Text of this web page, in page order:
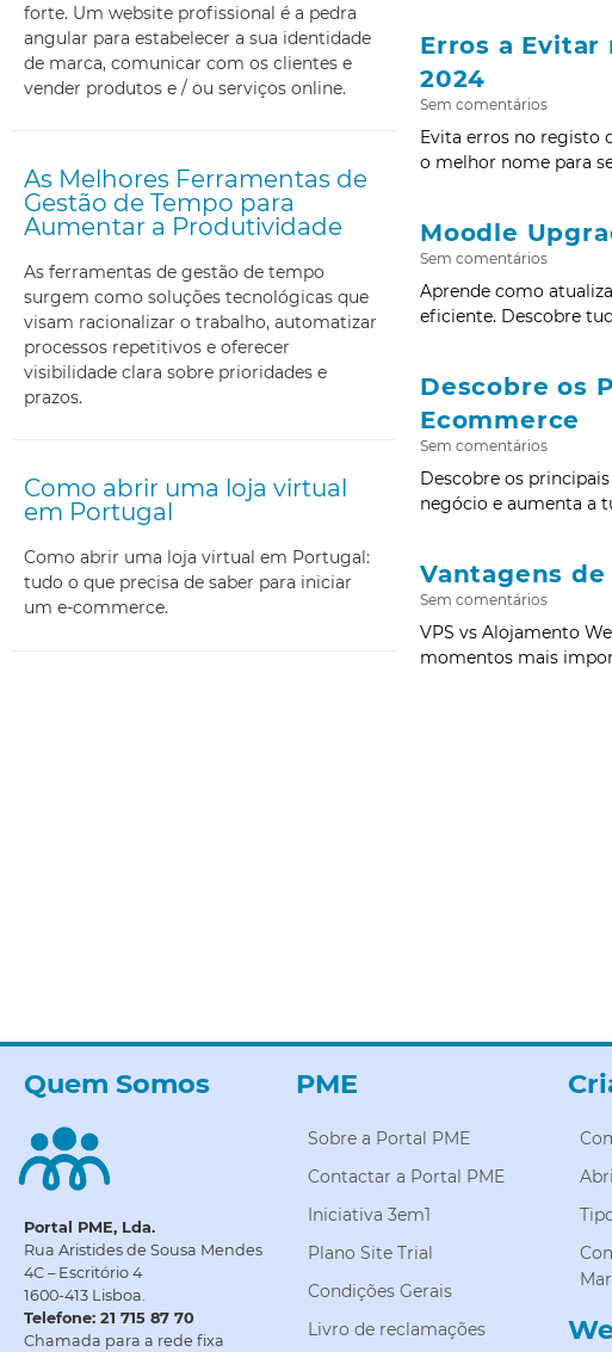
forte. Um website profissional é a pedra
angular para estabelecer a sua identidade
de marca, comunicar com os clientes e
vender produtos e / ou serviços online.
As Melhores Ferramentas de
Gestão de Tempo para
Aumentar a Produtividade
As ferramentas de gestão de tempo
surgem como soluções tecnológicas que
visam racionalizar o trabalho, automatizar
processos repetitivos e oferecer
visibilidade clara sobre prioridades e
prazos.
Como abrir uma loja virtual
em Portugal
Como abrir uma loja virtual em Portugal:
tudo o que precisa de saber para iniciar
um e-commerce.
Erros a
2024
Sem comentários
Evita erros no registo
o melhor nome para
Moodle
Sem comentários
Aprende como
eficiente. Descobre
Descobre os
Ecommerce
Sem comentários
Descobre os
negócio e aumenta a
Vantagens
Sem comentários
VPS vs Alojamento
momentos mais
Quem Somos
Portal PME, Lda.
Rua Aristides de Sousa Mendes
4C – Escritório 4
1600-413 Lisboa.
Telefone: 21 715 87 70
Chamada para a rede fixa
PME
Sobre a Portal PME
Contactar a Portal PME
Iniciativa 3em1
Plano Site Trial
Condições Gerais
Livro de reclamações